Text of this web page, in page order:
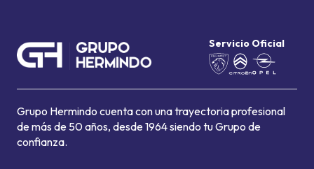
Servicio Oficial
Grupo Hermindo cuenta con una trayectoria profesional
de más de 50 años, desde 1964 siendo tu Grupo de
confianza.